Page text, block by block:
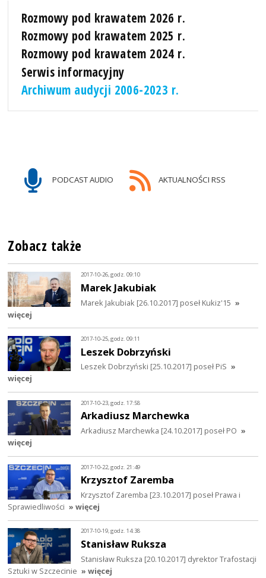
Rozmowy pod krawatem 2026 r.
Rozmowy pod krawatem 2025 r.
Rozmowy pod krawatem 2024 r.
Serwis informacyjny
Archiwum audycji 2006-2023 r.
PODCAST AUDIO AKTUALNOŚCI RSS
Zobacz także
2017-10-26, godz. 09:10
Marek Jakubiak
Marek Jakubiak [26.10.2017] poseł Kukiz'15 »
więcej
2017-10-25, godz. 09:11
Leszek Dobrzyński
Leszek Dobrzyński [25.10.2017] poseł PiS »
więcej
2017-10-23, godz. 17:58
Arkadiusz Marchewka
Arkadiusz Marchewka [24.10.2017] poseł PO »
więcej
2017-10-22, godz. 21:49
Krzysztof Zaremba
Krzysztof Zaremba [23.10.2017] poseł Prawa i
Sprawiedliwości » więcej
2017-10-19, godz. 14:38
Stanisław Ruksza
Stanisław Ruksza [20.10.2017] dyrektor Trafostacji
Sztuki w Szczecinie » więcej